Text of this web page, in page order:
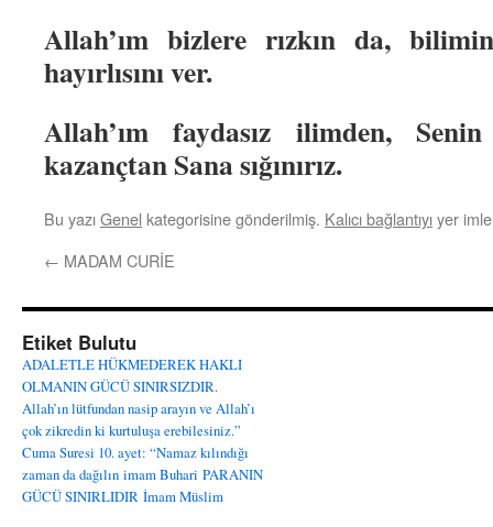
Allah’ım bizlere rızkın da,
hayırlısını ver.
Allah’ım faydasız ilimden,
kazançtan Sana sığınırız.
Bu yazıGenel kategorisine gönderilmiş. Kalıcı bağlantıyıyer
← MADAM CURİE
Etiket Bulutu
ADALETLE HÜKMEDEREK HAKLI
OLMANIN GÜCÜ SINIRSIZDIR.
Allah’ın lütfundan nasip arayın ve Allah’ı
çok zikredin ki kurtuluşa erebilesiniz.”
Cuma Suresi 10. ayet: “Namaz kılındığı
zaman da dağılın imam Buhari PARANIN
GÜCÜ SINIRLIDIR İmam Müslim